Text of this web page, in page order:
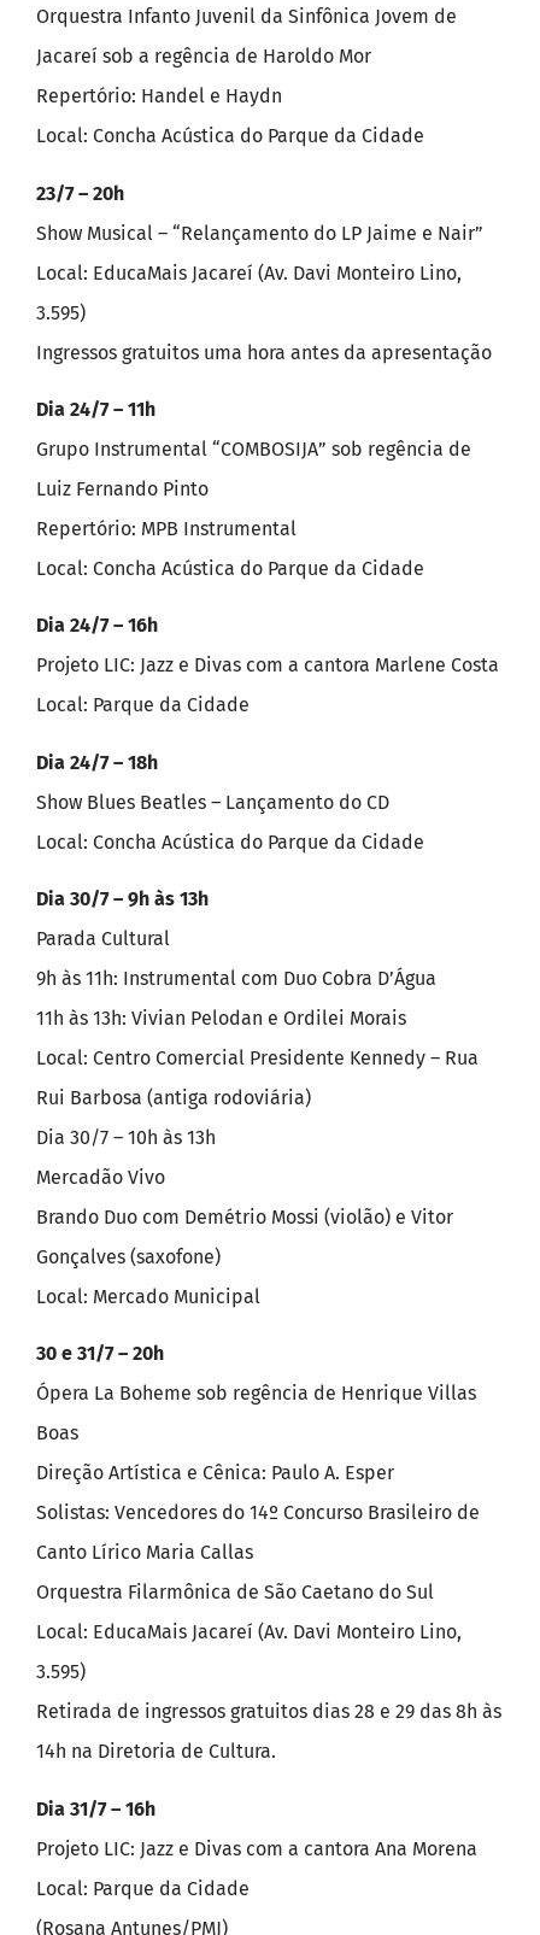
Orquestra Infanto Juvenil da Sinfônica Jovem de
Jacareí sob a regência de Haroldo Mor
Repertório: Handel e Haydn
Local: Concha Acústica do Parque da Cidade
23/7 – 20h
Show Musical – “Relançamento do LP Jaime e Nair”
Local: EducaMais Jacareí (Av. Davi Monteiro Lino,
3.595)
Ingressos gratuitos uma hora antes da apresentação
Dia 24/7 – 11h
Grupo Instrumental “COMBOSIJA” sob regência de
Luiz Fernando Pinto
Repertório: MPB Instrumental
Local: Concha Acústica do Parque da Cidade
Dia 24/7 – 16h
Projeto LIC: Jazz e Divas com a cantora Marlene Costa
Local: Parque da Cidade
Dia 24/7 – 18h
Show Blues Beatles – Lançamento do CD
Local: Concha Acústica do Parque da Cidade
Dia 30/7 – 9h às 13h
Parada Cultural
9h às 11h: Instrumental com Duo Cobra D’Água
11h às 13h: Vivian Pelodan e Ordilei Morais
Local: Centro Comercial Presidente Kennedy – Rua
Rui Barbosa (antiga rodoviária)
Dia 30/7 – 10h às 13h
Mercadão Vivo
Brando Duo com Demétrio Mossi (violão) e Vitor
Gonçalves (saxofone)
Local: Mercado Municipal
30 e 31/7 – 20h
Ópera La Boheme sob regência de Henrique Villas
Boas
Direção Artística e Cênica: Paulo A. Esper
Solistas: Vencedores do 14º Concurso Brasileiro de
Canto Lírico Maria Callas
Orquestra Filarmônica de São Caetano do Sul
Local: EducaMais Jacareí (Av. Davi Monteiro Lino,
3.595)
Retirada de ingressos gratuitos dias 28 e 29 das 8h às
14h na Diretoria de Cultura.
Dia 31/7 – 16h
Projeto LIC: Jazz e Divas com a cantora Ana Morena
Local: Parque da Cidade
(Rosana Antunes/PMJ)